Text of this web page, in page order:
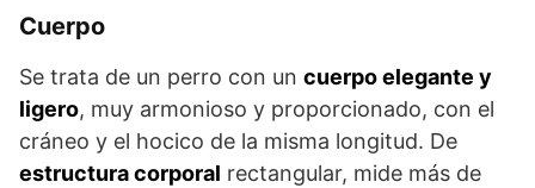
Cuerpo
Se trata de un perro con un cuerpo elegante y
ligero, muy armonioso y proporcionado, con el
cráneo y el hocico de la misma longitud. De
estructura corporal rectangular, mide más de